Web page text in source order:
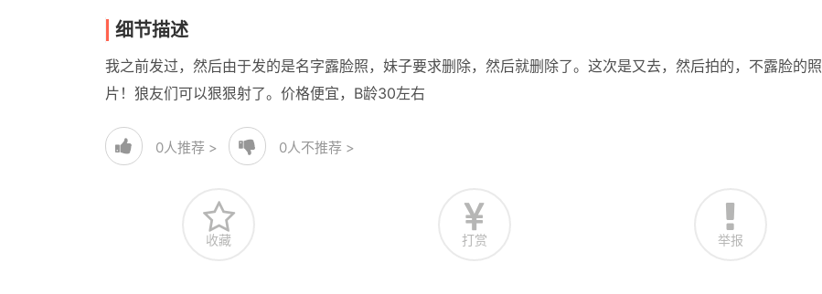
细节描述
我之前发过，然后由于发的是名字露脸照，妹子要求删除，然后就删除了。这次是又去，然后拍的，不露脸的照
片！狼友们可以狠狠射了。价格便宜，B龄30左右
0人推荐 > 0人不推荐 >
收藏 打赏 举报